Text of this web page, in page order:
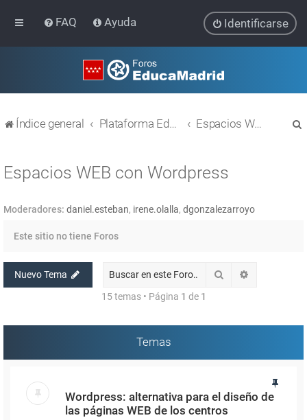
FAQ Ayuda Identificarse
Índice general Plataforma Educativa EducaMadrid Espacios WEB con Wordpress
Espacios WEB con Wordpress
Moderadores: daniel.esteban, irene.olalla, dgonzalezarroyo
Este sitio no tiene Foros
Nuevo Tema Buscar
15 temas • Página 1 de 1
Temas
Wordpress: alternativa para el diseño de
las páginas WEB de los centros